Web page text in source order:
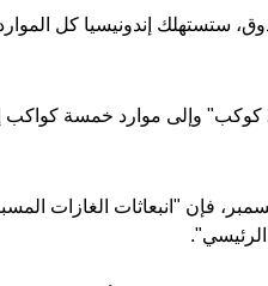
ولو عاش الجميع مثل الفرنسيين لاحتاج العالم إلى موارد 2.7 كوكب"
إنه إذا أراد العالم عدم استهلاك موارد الأرض قبل 31 ديسمبر،